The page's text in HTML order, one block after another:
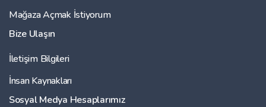
Mağaza Açmak İstiyorum
Bize Ulaşın
İletişim Bilgileri
İnsan Kaynakları
Sosyal Medya Hesaplarımız